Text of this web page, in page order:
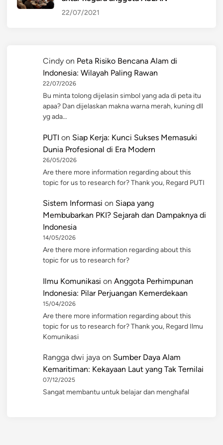
22/07/2021
Cindy on Peta Risiko Bencana Alam di
Indonesia: Wilayah Paling Rawan
22/07/2026
Bu minta tolong dijelasin simbol yang ada di peta itu
apaa? Dan dijelaskan makna warna merah, kuning dll
yg ada…
PUTI on Siap Kerja: Kunci Sukses Memasuki
Dunia Profesional di Era Modern
26/05/2026
Are there more information regarding about this
topic for us to research for? Thank you, Regard PUTI
Sistem Informasi on Siapa yang
Membubarkan PKI? Sejarah dan Dampaknya di
Indonesia
14/05/2026
Are there more information regarding about this
topic for us to research for?
Ilmu Komunikasi on Anggota Perhimpunan
Indonesia: Pilar Perjuangan Kemerdekaan
15/04/2026
Are there more information regarding about this
topic for us to research for? Thank you, Regard Ilmu
Komunikasi
Rangga dwi jaya on Sumber Daya Alam
Kemaritiman: Kekayaan Laut yang Tak Ternilai
07/12/2025
Sangat membantu untuk belajar dan menghafal